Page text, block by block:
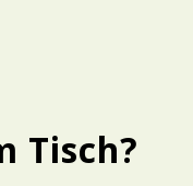
Tisch?